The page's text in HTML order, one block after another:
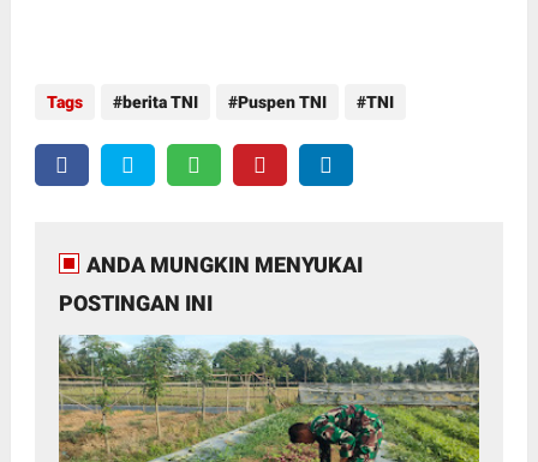
Tags berita TNI Puspen TNI TNI
ANDA MUNGKIN MENYUKAI
POSTINGAN INI